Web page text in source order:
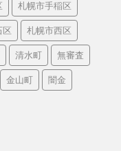
札幌市手稲区
区 札幌市西区
清水町 無審査
金山町 闇金